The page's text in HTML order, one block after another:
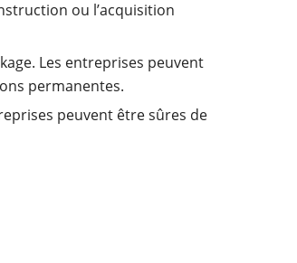
ou l’acquisition
Les entreprises peuvent
permanentes.
peuvent être sûres de